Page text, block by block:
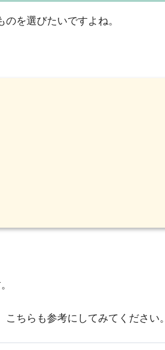
を選びたいですよね。
ちらも参考にしてみてください。